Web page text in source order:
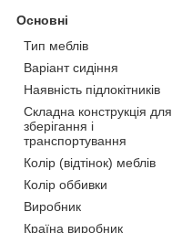
Основні
Тип меблів
Варіант сидіння
Наявність підлокітників
Складна конструкція для
зберігання і
транспортування
Колір (відтінок) меблів
Колір оббивки
Виробник
Країна виробник